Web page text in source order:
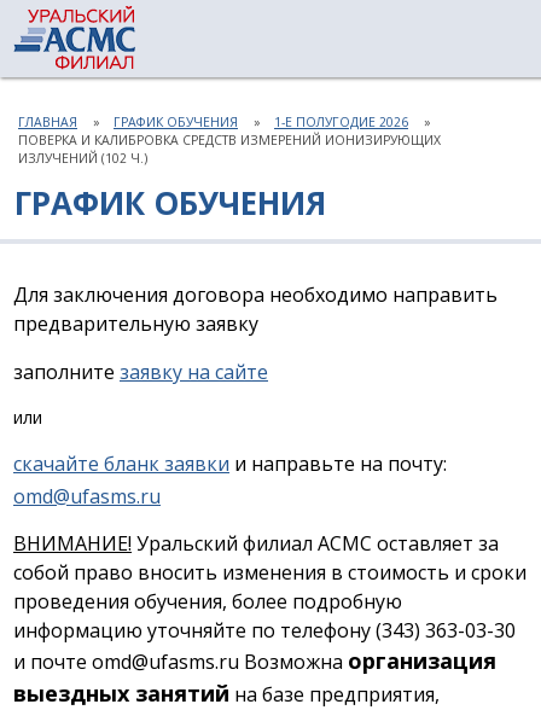
ГЛАВНАЯ ГРАФИК ОБУЧЕНИЯ
1-Е ПОЛУГОДИЕ 2026
ПОВЕРКА И КАЛИБРОВКА СРЕДСТВ ИЗМЕРЕНИЙ ИОНИЗИРУЮЩИХ
ИЗЛУЧЕНИЙ (102 Ч.)
ГРАФИК ОБУЧЕНИЯ
Для заключения договора необходимо направить
предварительную заявку
заполните заявку на сайте
или
скачайте бланк заявки и направьте на почту:
omd@ufasms.ru
ВНИМАНИЕ! Уральский филиал АСМС оставляет за
собой право вносить изменения в стоимость и сроки
проведения обучения, более подробную
информацию уточняйте по телефону (343) 363-03-30
и почте omd@ufasms.ru Возможна организация
выездных занятий на базе предприятия,